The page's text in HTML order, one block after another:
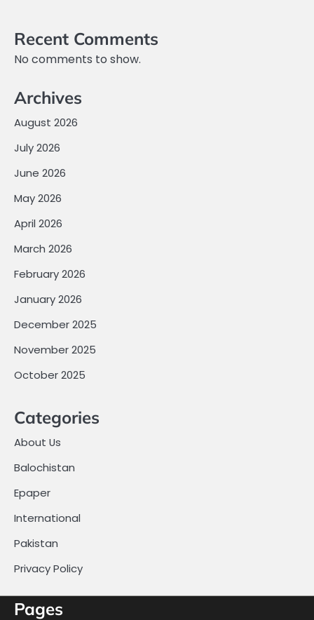
Recent Comments
No comments to show.
Archives
August 2026
July 2026
June 2026
May 2026
April 2026
March 2026
February 2026
January 2026
December 2025
November 2025
October 2025
Categories
About Us
Balochistan
Epaper
International
Pakistan
Privacy Policy
Pages